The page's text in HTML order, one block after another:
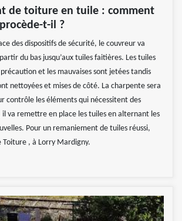
de toiture en tuile : comment
t-il ?
des dispositifs de sécurité, le couvreur va
du bas jusqu’aux tuiles faitières. Les tuiles
et les mauvaises sont jetées tandis
nettoyées et mises de côté. La charpente sera
contrôle les éléments qui nécessitent des
va remettre en place les tuiles en alternant les
Pour un remaniement de tuiles réussi,
Toiture , à Lorry Mardigny.